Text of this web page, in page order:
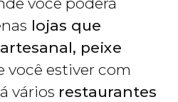
lojas que
peixe
você estiver com
vários restaurantes